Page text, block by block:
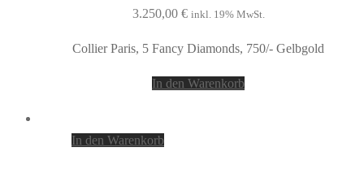
3.250,00 € inkl. 19% MwSt.
Collier Paris, 5 Fancy Diamonds, 750/- Gelbgold
In den Warenkorb
In den Warenkorb